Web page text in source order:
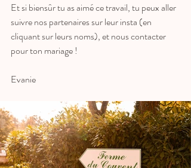
Et si biensûr tu as aimé ce travail, tu peux aller
suivre nos partenaires sur leur insta (en
cliquant sur leurs noms), et nous contacter
pour ton mariage !
Evanie